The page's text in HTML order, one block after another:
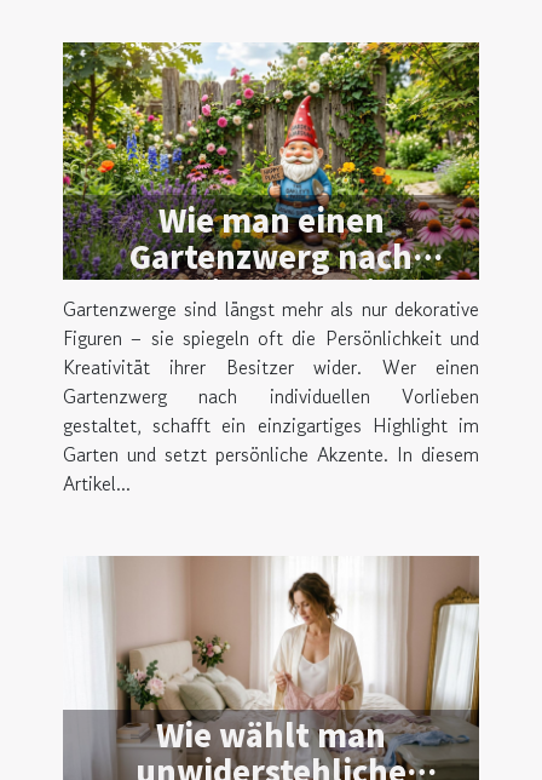
Wie man einen
Gartenzwerg nach
persönlichen Vorlieben
gestaltet
Gartenzwerge sind längst mehr als nur dekorative
Figuren – sie spiegeln oft die Persönlichkeit und
Kreativität ihrer Besitzer wider. Wer einen
Gartenzwerg nach individuellen Vorlieben
gestaltet, schafft ein einzigartiges Highlight im
Garten und setzt persönliche Akzente. In diesem
Artikel...
Wie wählt man
unwiderstehliche